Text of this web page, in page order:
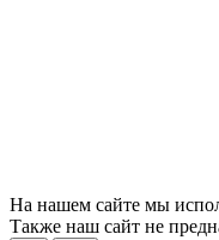
На нашем сайте мы
Также наш сайт не